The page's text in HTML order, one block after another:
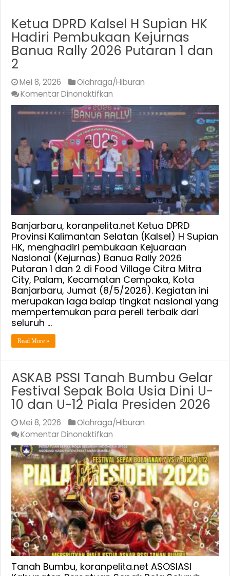
Ketua DPRD Kalsel H Supian HK
Hadiri Pembukaan Kejurnas
Banua Rally 2026 Putaran 1 dan
2
Mei 8, 2026
Olahraga/Hiburan
Komentar Dinonaktifkan
Ketua
DPRD
Kalsel
H
Supian
HK
Hadiri
Pembukaan
Kejurnas
Banua
Rally
2026
Putaran
1
dan
2
Banjarbaru, koranpelita.net Ketua DPRD
Provinsi Kalimantan Selatan (Kalsel) H Supian
HK, menghadiri pembukaan Kejuaraan
Nasional (Kejurnas) Banua Rally 2026
Putaran 1 dan 2 di Food Village Citra Mitra
City, Palam, Kecamatan Cempaka, Kota
Banjarbaru, Jumat (8/5/2026). Kegiatan ini
merupakan laga balap tingkat nasional yang
mempertemukan para pereli terbaik dari
seluruh …
Read More »
ASKAB PSSI Tanah Bumbu Gelar
Festival Sepak Bola Usia Dini U-
10 dan U-12 Piala Presiden 2026
Mei 8, 2026
Olahraga/Hiburan
Komentar Dinonaktifkan
ASKAB
PSSI
Tanah
Bumbu
Gelar
Festival
Sepak
Bola
Usia
Dini
U-
Tanah Bumbu, koranpelita.net ASOSIASI